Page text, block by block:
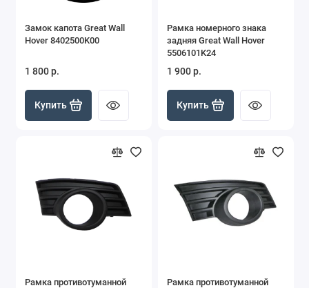
Замок капота Great Wall
Hover 8402500K00
1 800 р.
Купить
Рамка номерного знака
задняя Great Wall Hover
5506101K24
1 900 р.
Купить
Рамка противотуманной
Рамка противотуманной